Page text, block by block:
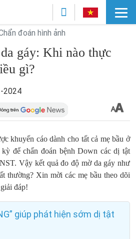
đoán hình ảnh
gáy: Khi nào thực
gì?
2024
khuyến cáo dành cho tất cả mẹ bầu ở
để chẩn đoán bệnh Down các dị tật
Vậy kết quả đo độ mờ da gáy như
thường? Xin mời các mẹ bầu theo dõi
đáp!
giúp phát hiện sớm dị tật